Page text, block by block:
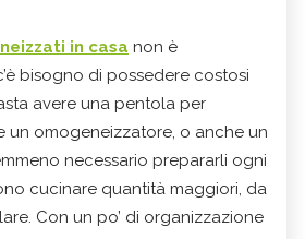
in casa non è
bisogno di possedere costosi
avere una pentola per
un omogeneizzatore, o anche un
necessario prepararli ogni
cucinare quantità maggiori, da
Con un po’ di organizzazione